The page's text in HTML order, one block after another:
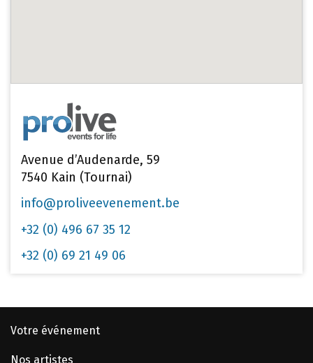
Avenue d’Audenarde, 59
7540 Kain (Tournai)
info@proliveevenement.be
+32 (0) 496 67 35 12
+32 (0) 69 21 49 06
Votre événement
Nos artistes